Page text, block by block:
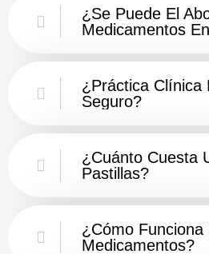
¿Se Puede El
Medicamentos
¿Práctica Clínica
Seguro?
¿Cuánto Cuesta
Pastillas?
¿Cómo Funciona
Medicamentos?